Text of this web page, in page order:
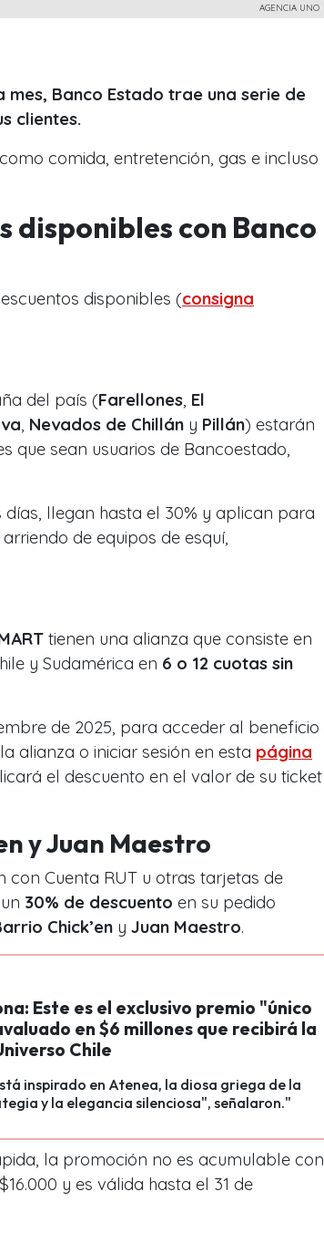
AGENCIA UNO
mes, Banco Estado trae una serie de
clientes.
comida, entretención, gas e incluso
disponibles con Banco
disponibles (consigna
del país (Farellones El
Nevados de Chillán y Pillán) estarán
que sean usuarios de Bancoestado,
llegan hasta el 30% y aplican para
de equipos de esquí,
tienen una alianza que consiste en
y Sudamérica en 6 o 12 cuotas sin
de 2025, para acceder al beneficio
alianza o iniciar sesión en esta página
el descuento en el valor de su ticket
y Juan Maestro
con Cuenta RUT u otras tarjetas de
30% de descuento en su pedido
Chick’en y Juan Maestro.
Este es el exclusivo premio "único
en $6 millones que recibirá la
Chile
inspirado en Atenea, la diosa griega de la
y la elegancia silenciosa", señalaron."
la promoción no es acumulable con
y es válida hasta el 31 de